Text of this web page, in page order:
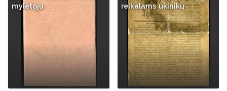
myletoju
reikalams ukinikų